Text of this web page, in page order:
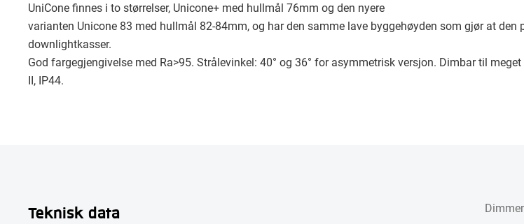
UniCone finnes i to størrelser, Unicone+ med hullmål 76mm og den nyere
varianten Unicone 83 med hullmål 82-84mm, og har den samme lave byggehøyden som gjør at den
downlightkasser.
God fargegjengivelse med Ra>95. Strålevinkel: 40° og 36° for asymmetrisk versjon. Dimbar til
II, IP44.
Teknisk data